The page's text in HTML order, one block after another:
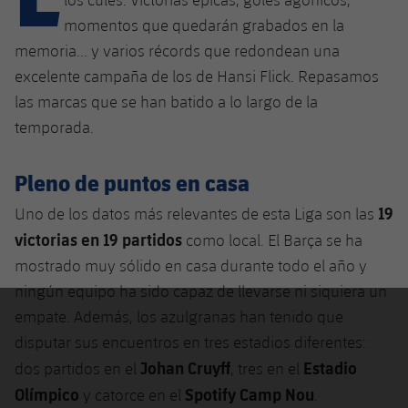
plusicon
más
Instalaciones
Palau Blaugrana
Estadi Johan Cruyff
Barça Cafe
Ciutat Esportiva
La Masia
plusicon
más
Servicios
plusicon
más
SUB13
SUB12
SUB11 A
SUB11 B
SUB10 A
SUB10 B
SUB9 A
SUB9 B
SUB8 A
SUB12 C
SUB11 C
Entradas
Gameday Shows
Resultados
Clasificación
Jugadores
Fotos
Historia
Palmarés
Base
Barça Atlètic
Junior
Cadete B
Infantil A
Infantil B
Mini
Campus Verano
PLUSICON
MÁS
Primer Equipo
plusicon
más
Calendario
Entradas
Resultados
Clasificaciones
Jugadores
Calendario
Resultados
Clasificaciones
Base
plusicon
más
Actualidad
Juvenil
Cadete A
Cadete B
PLUSICON
MÁS
Primer equipo
plusicon
más
Actualidad
Calendario
plusicon
más
Actualidad
momentos que quedarán grabados en la
memoria... y varios récords que redondean una
excelente campaña de los de Hansi Flick. Repasamos
las marcas que se han batido a lo largo de la
temporada.
Pleno de puntos en casa
Uno de los datos más relevantes de esta Liga son las 19
victorias en 19 partidos como local. El Barça se ha
mostrado muy sólido en casa durante todo el año y
ningún equipo ha sido capaz de llevarse ni siquiera un
empate. Además, los azulgranas han tenido que
disputar sus encuentros en tres estadios diferentes:
dos partidos en el Johan Cruyff , tres en el Estadio
Olímpico y catorce en el Spotify Camp Nou